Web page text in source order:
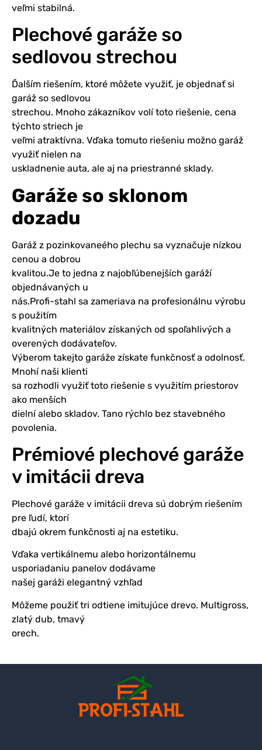
veľmi stabilná.
Plechové garáže so
sedlovou strechou
Ďalším riešením, ktoré môžete využiť, je objednať si
garáž so sedlovou
strechou. Mnoho zákazníkov volí toto riešenie, cena
týchto striech je
veľmi atraktívna. Vďaka tomuto riešeniu možno garáž
využiť nielen na
uskladnenie auta, ale aj na priestranné sklady.
Garáže so sklonom
dozadu
Garáž z pozinkovaneého plechu sa vyznačuje nízkou
cenou a dobrou
kvalitou.Je to jedna z najobľúbenejších garáží
objednávaných u
nás.Profi-stahl sa zameriava na profesionálnu výrobu
s použitím
kvalitných materiálov získaných od spoľahlivých a
overených dodávateľov.
Výberom takejto garáže získate funkčnosť a odolnosť.
Mnohí naši klienti
sa rozhodli využiť toto riešenie s využitím priestorov
ako menších
dielní alebo skladov. Tano rýchlo bez stavebného
povolenia.
Prémiové plechové garáže
v imitácii dreva
Plechové garáže v imitácii dreva sú dobrým riešením
pre ľudí, ktorí
dbajú okrem funkčnosti aj na estetiku.
Vďaka vertikálnemu alebo horizontálnemu
usporiadaniu panelov dodávame
našej garáži elegantný vzhľad
Môžeme použiť tri odtiene imitujúce drevo. Multigross,
zlatý dub, tmavý
orech.